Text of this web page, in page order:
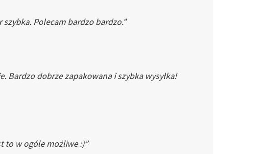
szybka. Polecam bardzo bardzo.”
Bardzo dobrze zapakowana i szybka wysyłka!
to w ogóle możliwe :)”